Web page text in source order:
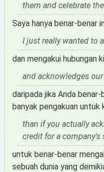
them and celebrate
Saya hanya benar-benar
I just really wanted to
dan mengakui hubungan
and acknowledges
daripada jika Anda
banyak pengakuan untuk
than if you actually
credit for a company's
untuk benar-benar
sebuah dunia yang